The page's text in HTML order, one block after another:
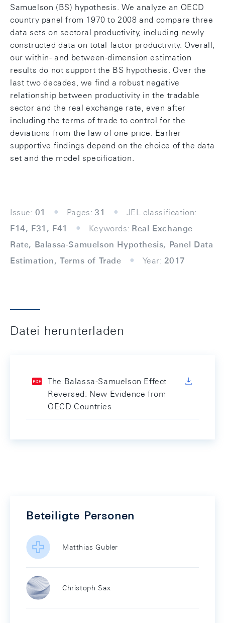
Samuelson (BS) hypothesis. We analyze an OECD
country panel from 1970 to 2008 and compare three
data sets on sectoral productivity, including newly
constructed data on total factor productivity. Overall,
our within- and between-dimension estimation
results do not support the BS hypothesis. Over the
last two decades, we find a robust negative
relationship between productivity in the tradable
sector and the real exchange rate, even after
including the terms of trade to control for the
deviations from the law of one price. Earlier
supportive findings depend on the choice of the data
set and the model specification.
Issue: 01 Pages: 31
JEL classification:
F14, F31, F41
Keywords: Real Exchange
Rate, Balassa-Samuelson Hypothesis, Panel Data
Estimation, Terms of Trade
Year: 2017
Datei herunterladen
The Balassa-Samuelson Effect
Reversed: New Evidence from
OECD Countries
Beteiligte Personen
Matthias Gubler
Christoph Sax